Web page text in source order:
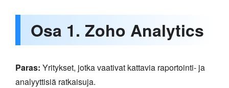
Osa 1. Zoho Analytics
Paras: Yritykset, jotka vaativat kattavia raportointi- ja
analyyttisiä ratkaisuja.